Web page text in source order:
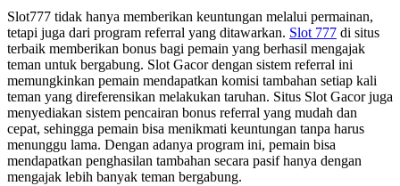
Slot777 tidak hanya memberikan keuntungan melalui permainan,
tetapi juga dari program referral yang ditawarkan. Slot 777 di situs
terbaik memberikan bonus bagi pemain yang berhasil mengajak
teman untuk bergabung. Slot Gacor dengan sistem referral ini
memungkinkan pemain mendapatkan komisi tambahan setiap kali
teman yang direferensikan melakukan taruhan. Situs Slot Gacor juga
menyediakan sistem pencairan bonus referral yang mudah dan
cepat, sehingga pemain bisa menikmati keuntungan tanpa harus
menunggu lama. Dengan adanya program ini, pemain bisa
mendapatkan penghasilan tambahan secara pasif hanya dengan
mengajak lebih banyak teman bergabung.